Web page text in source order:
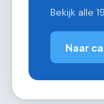
Bekijk alle
Naar